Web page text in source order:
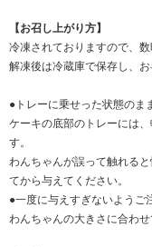
【お召し上がり方】
冷凍されておりますので、
解凍後は冷蔵庫で保存し、お
●トレーに乗せった状態のま
ケーキの底部のトレーには
す。
わんちゃんが誤って触れる
てから与えてください。
●一度に与えすぎないようご
わんちゃんの大きさに合わ